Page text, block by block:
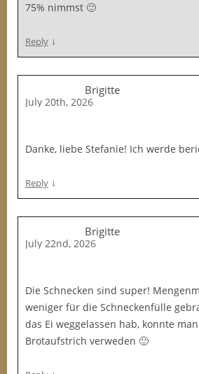
75% nimmst 🙂
Reply ↓
Brigitte
July 20th, 2026
Danke, liebe Stefanie! Ich werde
Reply ↓
Brigitte
July 22nd, 2026
Die Schnecken sind super!
weniger für die Schneckenfülle
das Ei weggelassen hab, konnte
Brotaufstrich verweden 🙂